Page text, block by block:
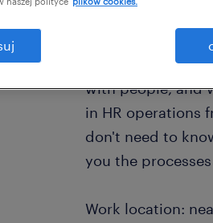
world of Human
international
expanding its
with people, and
in HR operations
don't need to
you the
Work location: